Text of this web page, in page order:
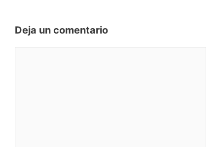
Deja un comentario